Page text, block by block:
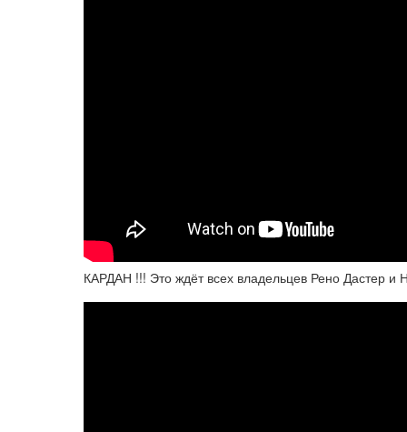
КАРДАН !!! Это ждёт всех владельцев Рено Дастер и